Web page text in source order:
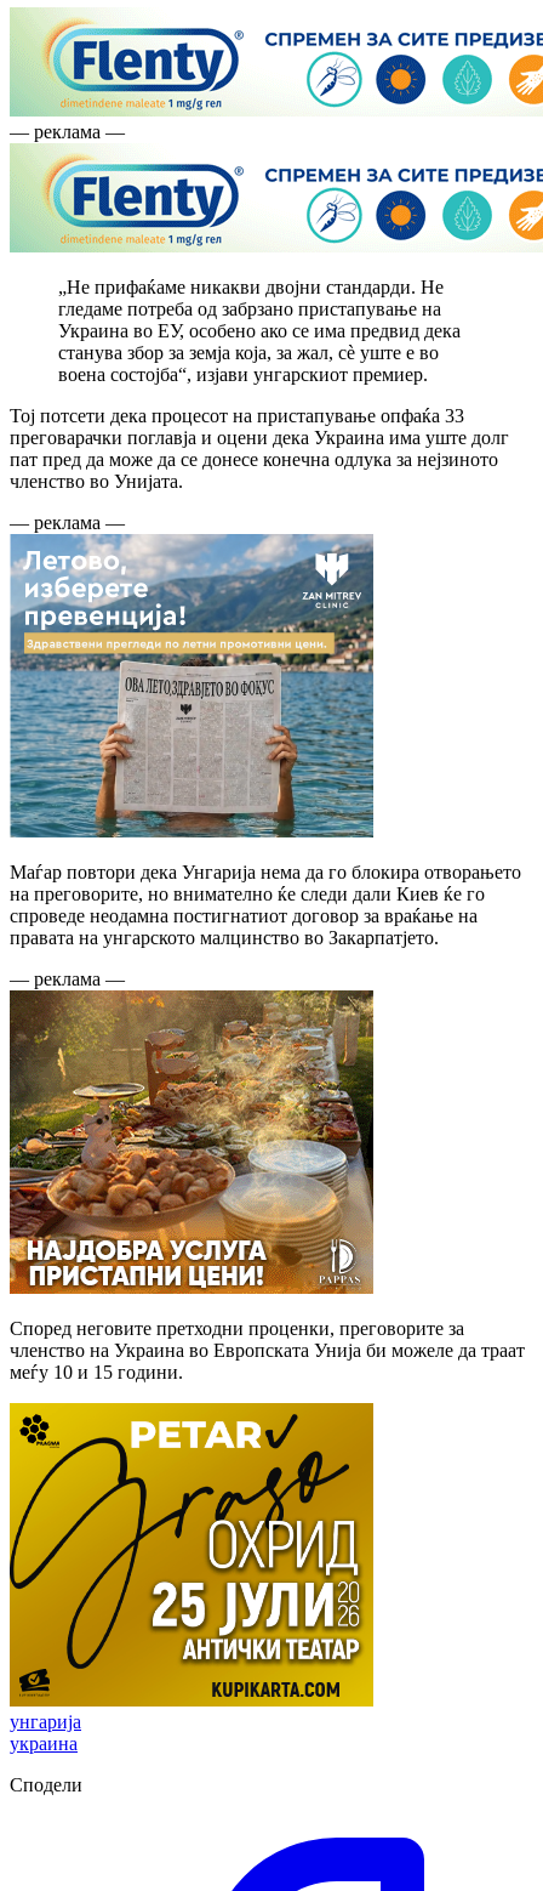
— реклама —
„Не прифаќаме никакви двојни стандарди. Не
гледаме потреба од забрзано пристапување на
Украина во ЕУ, особено ако се има предвид дека
станува збор за земја која, за жал, сè уште е во
воена состојба“, изјави унгарскиот премиер.
Тој потсети дека процесот на пристапување опфаќа 33
преговарачки поглавја и оцени дека Украина има уште долг
пат пред да може да се донесе конечна одлука за нејзиното
членство во Унијата.
— реклама —
Маѓар повтори дека Унгарија нема да го блокира отворањето
на преговорите, но внимателно ќе следи дали Киев ќе го
спроведе неодамна постигнатиот договор за враќање на
правата на унгарското малцинство во Закарпатјето.
— реклама —
Според неговите претходни проценки, преговорите за
членство на Украина во Европската Унија би можеле да траат
меѓу 10 и 15 години.
унгарија
украина
Сподели